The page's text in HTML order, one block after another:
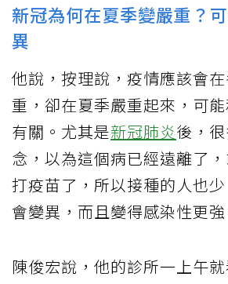
新冠為何在夏季變嚴重？
異
他說，按理說，疫情應該會
重，卻在夏季嚴重起來，可
有關。尤其是新冠肺炎後，
念，以為這個病已經遠離了
打疫苗了，所以接種的人也
會變異，而且變得感染性更強
陳俊宏說，他的診所一上午